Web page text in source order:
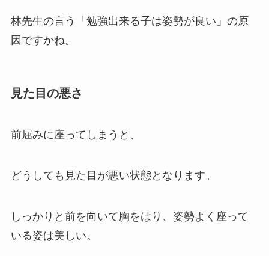
林先生の言う「勉強出来る子は姿勢が良い」の原
因ですかね。
見た目の悪さ
前屈みに座ってしまうと、
どうしても見た目が悪い状態となります。
しっかりと前を向いて胸をはり、姿勢よく座って
いる姿は美しい。